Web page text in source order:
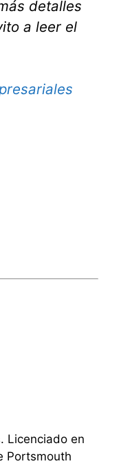
detalles
a leer el
Licenciado en
Portsmouth